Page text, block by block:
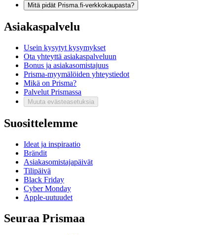
Mitä pidät Prisma.fi-verkkokaupasta?
Asiakaspalvelu
Usein kysytyt kysymykset
Ota yhteyttä asiakaspalveluun
Bonus ja asiakasomistajuus
Prisma-myymälöiden yhteystiedot
Mikä on Prisma?
Palvelut Prismassa
Muuta evästeasetuksia
Suosittelemme
Ideat ja inspiraatio
Brändit
Asiakasomistajapäivät
Tilipäivä
Black Friday
Cyber Monday
Apple-uutuudet
Seuraa Prismaa